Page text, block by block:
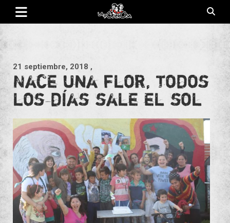
Saltar
contenido
21 septiembre, 2018 ,
Nace una flor, todos
los días sale el sol